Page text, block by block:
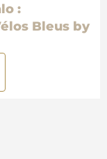
:
Bleus by